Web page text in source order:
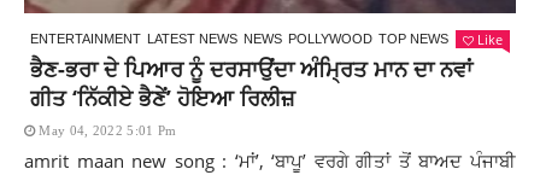
ENTERTAINMENT LATEST NEWS NEWS POLLYWOOD TOP NEWS Like
ਭੈਣ-ਭਰਾ ਦੇ ਪਿਆਰ ਨੂੰ ਦਰਸਾਉਂਦਾ ਅੰਮ੍ਰਿਤ ਮਾਨ ਦਾ ਨਵਾਂ
ਗੀਤ ‘ਨਿੱਕੀਏ ਭੈਣੇਂ’ ਹੋਇਆ ਰਿਲੀਜ਼
May 04, 2022 5:01 Pm
amrit maan new song : ‘ਮਾਂ’, ‘ਬਾਪੂ’ ਵਰਗੇ ਗੀਤਾਂ ਤੋਂ ਬਾਅਦ ਪੰਜਾਬੀ